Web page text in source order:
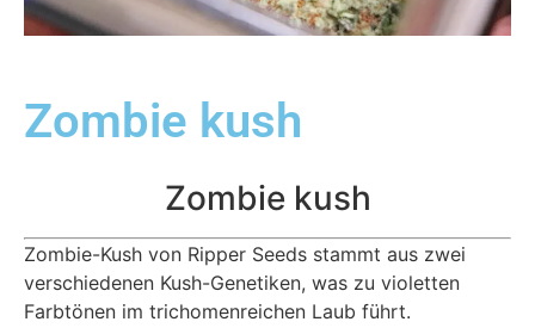
Zombie kush
Zombie kush
Zombie-Kush von Ripper Seeds stammt aus zwei
verschiedenen Kush-Genetiken, was zu violetten
Farbtönen im trichomenreichen Laub führt.